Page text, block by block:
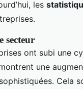
les
secteur
ont subi une
une
Cela